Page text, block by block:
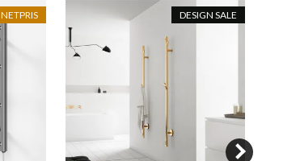
NETPRIS DESIGN SALE